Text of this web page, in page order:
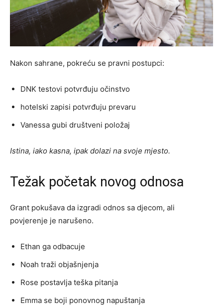
Nakon sahrane, pokreću se pravni postupci:
DNK testovi potvrđuju očinstvo
hotelski zapisi potvrđuju prevaru
Vanessa gubi društveni položaj
Istina, iako kasna, ipak dolazi na svoje mjesto.
Težak početak novog odnosa
Grant pokušava da izgradi odnos sa djecom, ali
povjerenje je narušeno.
Ethan ga odbacuje
Noah traži objašnjenja
Rose postavlja teška pitanja
Emma se boji ponovnog napuštanja